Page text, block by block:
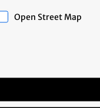
Open Street Map